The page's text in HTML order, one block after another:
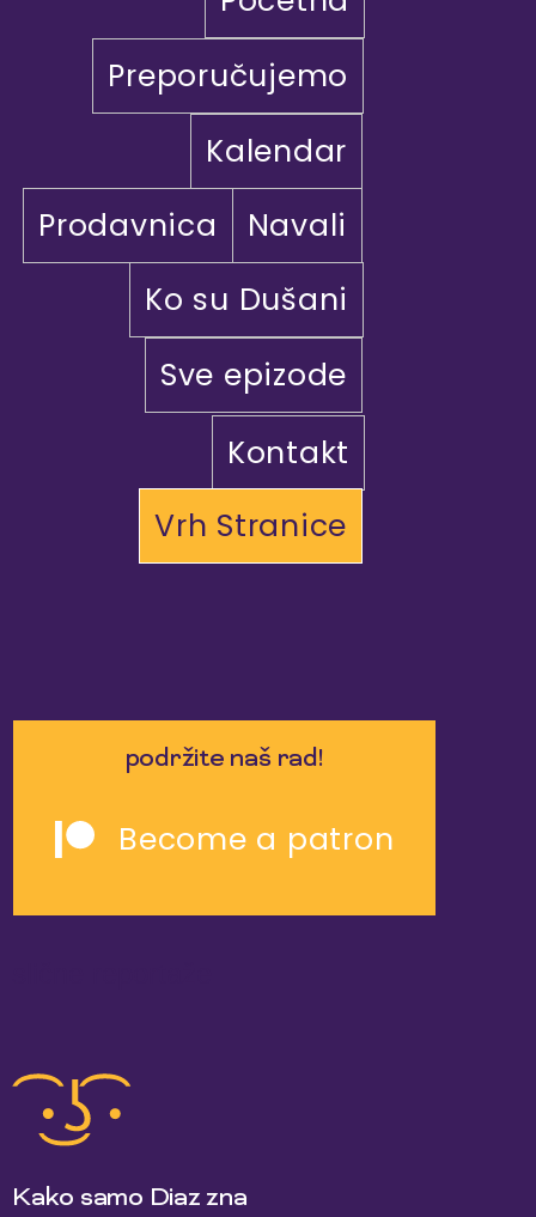
Preporučujemo
Kalendar
Prodavnica
Navali
Ko su Dušani
Sve epizode
Kontakt
Vrh Stranice
podržite naš rad!
Become a patron
Kako samo Diaz zna